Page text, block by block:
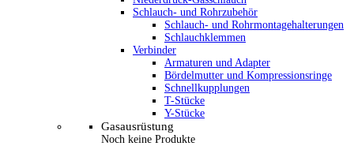
Schlauch- und Rohrzubehör
Schlauch- und Rohrmontagehalterungen
Schlauchklemmen
Verbinder
Armaturen und Adapter
Bördelmutter und Kompressionsringe
Schnellkupplungen
T-Stücke
Y-Stücke
Gasausrüstung
Noch keine Produkte